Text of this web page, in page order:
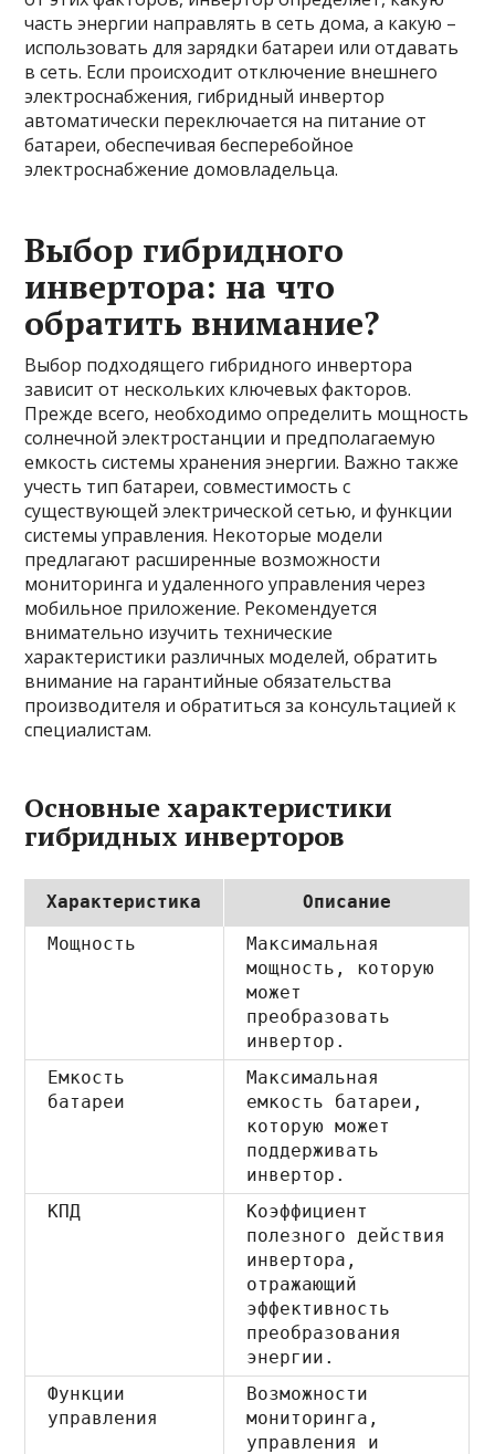
часть энергии направлять в сеть дома, а какую –
использовать для зарядки батареи или отдавать
в сеть. Если происходит отключение внешнего
электроснабжения, гибридный инвертор
автоматически переключается на питание от
батареи, обеспечивая бесперебойное
электроснабжение домовладельца.
Выбор гибридного
инвертора: на что
обратить внимание?
Выбор подходящего гибридного инвертора
зависит от нескольких ключевых факторов.
Прежде всего, необходимо определить мощность
солнечной электростанции и предполагаемую
емкость системы хранения энергии. Важно также
учесть тип батареи, совместимость с
существующей электрической сетью, и функции
системы управления. Некоторые модели
предлагают расширенные возможности
мониторинга и удаленного управления через
мобильное приложение. Рекомендуется
внимательно изучить технические
характеристики различных моделей, обратить
внимание на гарантийные обязательства
производителя и обратиться за консультацией к
специалистам.
Основные характеристики
гибридных инверторов
Характеристика
Описание
Мощность
Максимальная
мощность, которую
может
преобразовать
инвертор.
Емкость
батареи
Максимальная
емкость батареи,
которую может
поддерживать
инвертор.
КПД
Коэффициент
полезного действия
инвертора,
отражающий
эффективность
преобразования
энергии.
Функции
управления
Возможности
мониторинга,
управления и